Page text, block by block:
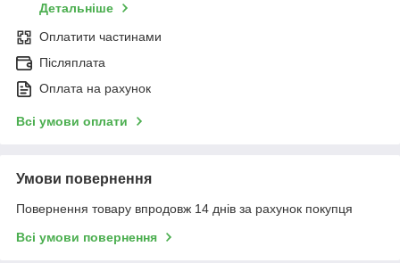
Детальніше
Оплатити частинами
Післяплата
Оплата на рахунок
Всі умови оплати
Умови повернення
Повернення товару впродовж 14 днів за рахунок покупця
Всі умови повернення